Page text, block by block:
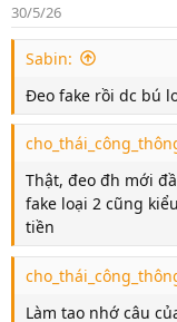
n
s
30/5/26
Sabin:
Đeo fake rồi dc bú
Thật, đeo đh mới
fake loại 2 cũng
tiền
Làm tao nhớ câu